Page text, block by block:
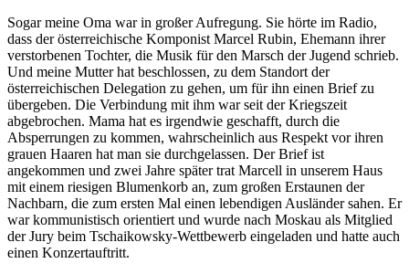
Sogar meine Oma war in großer Aufregung. Sie hörte im Radio,
dass der österreichische Komponist Marcel Rubin, Ehemann ihrer
verstorbenen Tochter, die Musik für den Marsch der Jugend schrieb.
Und meine Mutter hat beschlossen, zu dem Standort der
österreichischen Delegation zu gehen, um für ihn einen Brief zu
übergeben. Die Verbindung mit ihm war seit der Kriegszeit
abgebrochen. Mama hat es irgendwie geschafft, durch die
Absperrungen zu kommen, wahrscheinlich aus Respekt vor ihren
grauen Haaren hat man sie durchgelassen. Der Brief ist
angekommen und zwei Jahre später trat Marcell in unserem Haus
mit einem riesigen Blumenkorb an, zum großen Erstaunen der
Nachbarn, die zum ersten Mal einen lebendigen Ausländer sahen. Er
war kommunistisch orientiert und wurde nach Moskau als Mitglied
der Jury beim Tschaikowsky-Wettbewerb eingeladen und hatte auch
einen Konzertauftritt.